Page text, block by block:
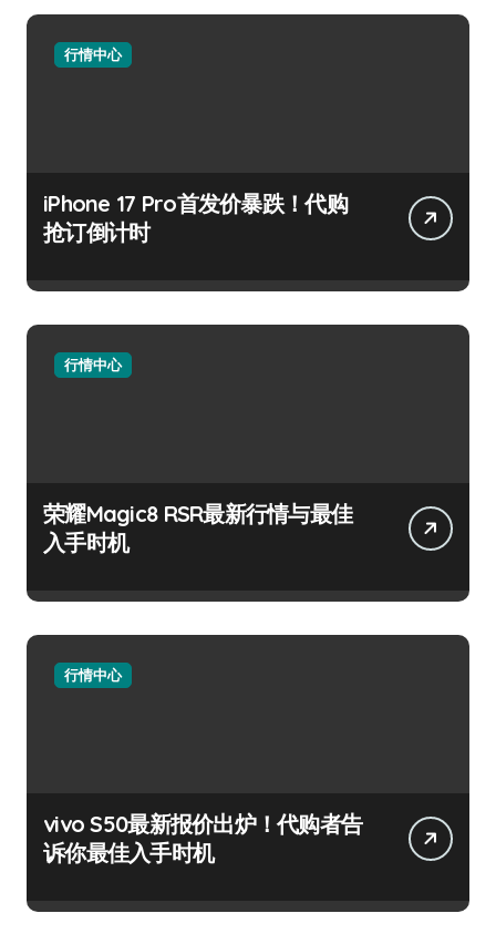
行情中心
iPhone 17 Pro首发价暴跌！代购
抢订倒计时
行情中心
荣耀Magic8 RSR最新行情与最佳
入手时机
行情中心
vivo S50最新报价出炉！代购者告
诉你最佳入手时机